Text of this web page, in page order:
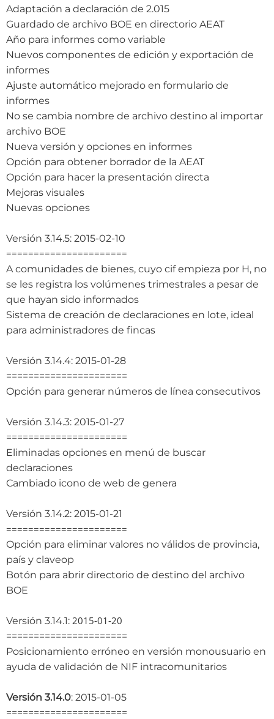
Adaptación a declaración de 2.015
Guardado de archivo BOE en directorio AEAT
Año para informes como variable
Nuevos componentes de edición y exportación de
informes
Ajuste automático mejorado en formulario de
informes
No se cambia nombre de archivo destino al importar
archivo BOE
Nueva versión y opciones en informes
Opción para obtener borrador de la AEAT
Opción para hacer la presentación directa
Mejoras visuales
Nuevas opciones
Versión 3.14.5: 2015-02-10
======================
A comunidades de bienes, cuyo cif empieza por H, no
se les registra los volúmenes trimestrales a pesar de
que hayan sido informados
Sistema de creación de declaraciones en lote, ideal
para administradores de fincas
Versión 3.14.4: 2015-01-28
======================
Opción para generar números de línea consecutivos
Versión 3.14.3: 2015-01-27
======================
Eliminadas opciones en menú de buscar
declaraciones
Cambiado icono de web de genera
Versión 3.14.2: 2015-01-21
======================
Opción para eliminar valores no válidos de provincia,
país y claveop
Botón para abrir directorio de destino del archivo
BOE
Versión 3.14.1: 2015-01-20
======================
Posicionamiento erróneo en versión monousuario en
ayuda de validación de NIF intracomunitarios
Versión 3.14.0: 2015-01-05
======================